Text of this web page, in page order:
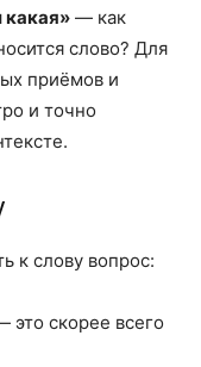
какая» — как
слово? Для
приёмов и
и точно
к слову вопрос:
это скорее всего